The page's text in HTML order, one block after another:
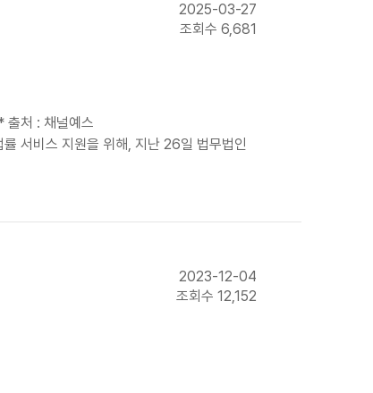
2025-03-27
조회수 6,681
출처 : 채널예스
서비스 지원을 위해, 지난 26일 법무법인
2023-12-04
조회수 12,152